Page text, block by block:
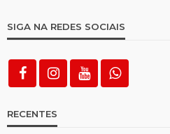
SIGA NA REDES SOCIAIS
RECENTES